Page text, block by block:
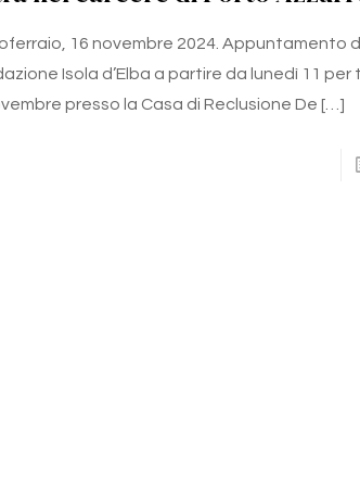
16 novembre 2024. Appuntamento
Isola d’Elba a partire da lunedì 11
presso la Casa di Reclusione De […]